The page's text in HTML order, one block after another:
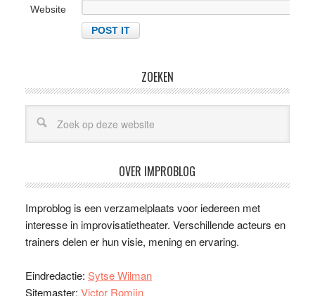
Website
ZOEKEN
OVER IMPROBLOG
Improblog is een verzamelplaats voor iedereen met
interesse in improvisatietheater. Verschillende acteurs en
trainers delen er hun visie, mening en ervaring.
Eindredactie: Sytse Wilman
Sitemaster: Victor Romijn